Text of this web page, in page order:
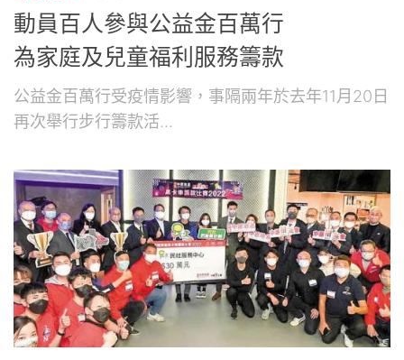
動員百人參與公益金百萬行
為家庭及兒童福利服務籌款
公益金百萬行受疫情影響，事隔兩年於去年11月20日
再次舉行步行籌款活...